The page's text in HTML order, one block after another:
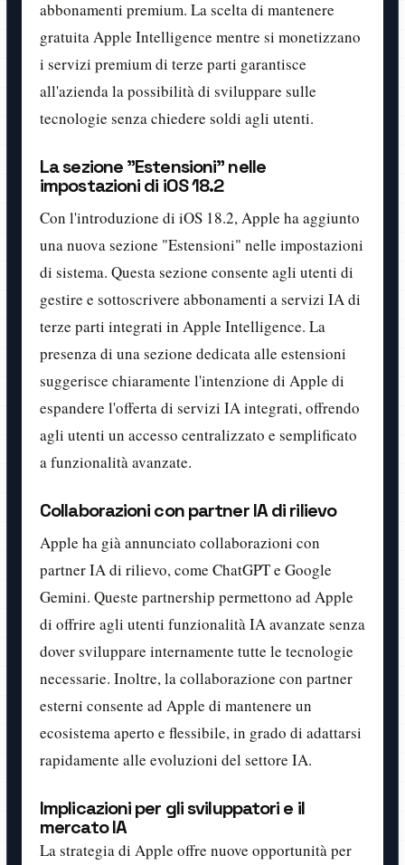
abbonamenti premium. La scelta di mantenere
gratuita Apple Intelligence mentre si monetizzano
i servizi premium di terze parti garantisce
all'azienda la possibilità di sviluppare sulle
tecnologie senza chiedere soldi agli utenti.
La sezione "Estensioni" nelle
impostazioni di iOS 18.2
Con l'introduzione di iOS 18.2, Apple ha aggiunto
una nuova sezione "Estensioni" nelle impostazioni
di sistema. Questa sezione consente agli utenti di
gestire e sottoscrivere abbonamenti a servizi IA di
terze parti integrati in Apple Intelligence. La
presenza di una sezione dedicata alle estensioni
suggerisce chiaramente l'intenzione di Apple di
espandere l'offerta di servizi IA integrati, offrendo
agli utenti un accesso centralizzato e semplificato
a funzionalità avanzate.
Collaborazioni con partner IA di rilievo
Apple ha già annunciato collaborazioni con
partner IA di rilievo, come ChatGPT e Google
Gemini. Queste partnership permettono ad Apple
di offrire agli utenti funzionalità IA avanzate senza
dover sviluppare internamente tutte le tecnologie
necessarie. Inoltre, la collaborazione con partner
esterni consente ad Apple di mantenere un
ecosistema aperto e flessibile, in grado di adattarsi
rapidamente alle evoluzioni del settore IA.
Implicazioni per gli sviluppatori e il
mercato IA
La strategia di Apple offre nuove opportunità per